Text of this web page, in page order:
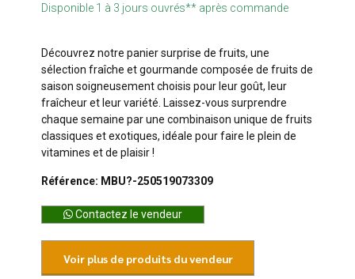
Disponible 1 à 3 jours ouvrés** après commande
Découvrez notre panier surprise de fruits, une
sélection fraîche et gourmande composée de fruits de
saison soigneusement choisis pour leur goût, leur
fraîcheur et leur variété. Laissez-vous surprendre
chaque semaine par une combinaison unique de fruits
classiques et exotiques, idéale pour faire le plein de
vitamines et de plaisir !
Référence: MBU?-250519073309
Contactez le vendeur
Voir plus de produits du vendeur